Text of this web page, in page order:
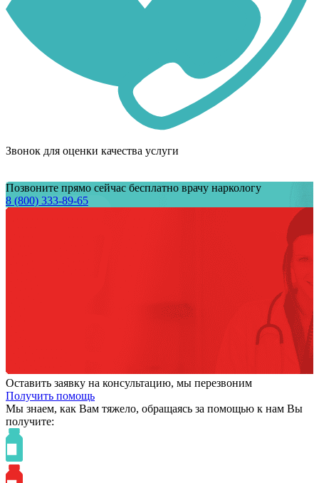
Звонок для оценки качества услуги
Позвоните прямо сейчас бесплатно врачу наркологу
8 (800) 333-89-65
Оставить заявку на консультацию, мы перезвоним
Получить помощь
Мы знаем, как Вам тяжело, обращаясь за помощью к нам Вы
получите: